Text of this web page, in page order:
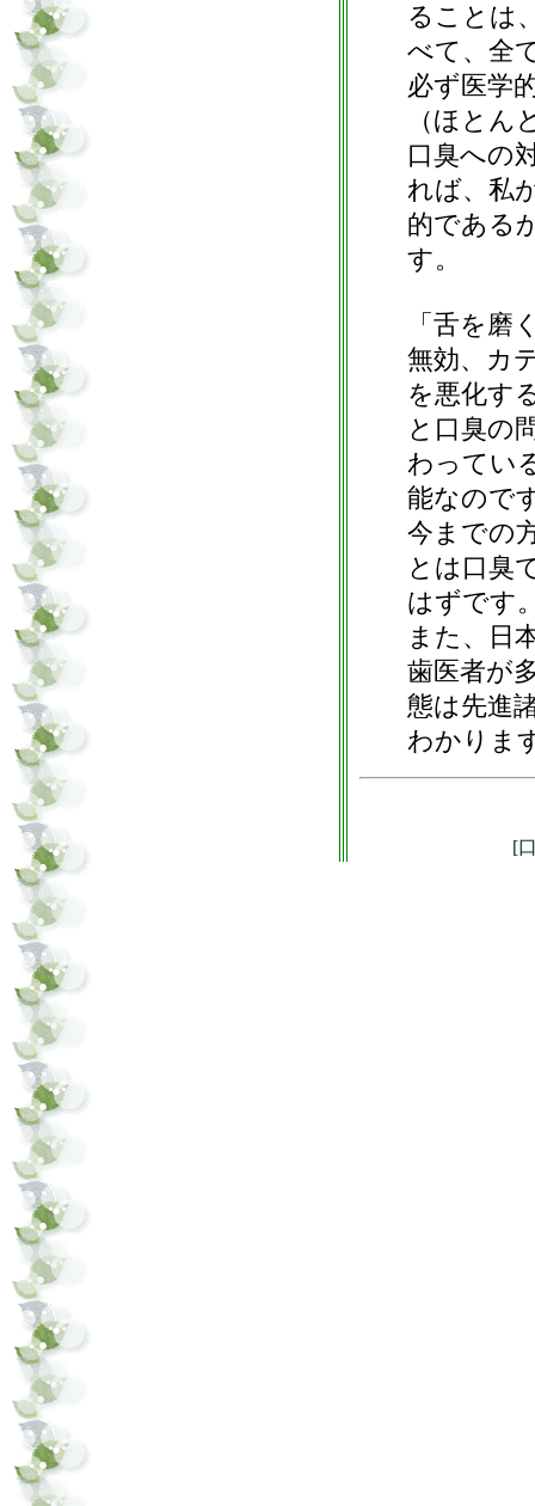
ることは
べて、全
必ず医学
（ほとん
口臭への
れば、私
的である
す。
「舌を磨
無効、カ
を悪化す
と口臭の
わってい
能なので
今までの
とは口臭
はずです
また、日
歯医者が
態は先進
わかりま
[